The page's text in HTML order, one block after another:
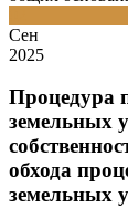
Сен
2025
Процедура
земельных
обхода
земельных